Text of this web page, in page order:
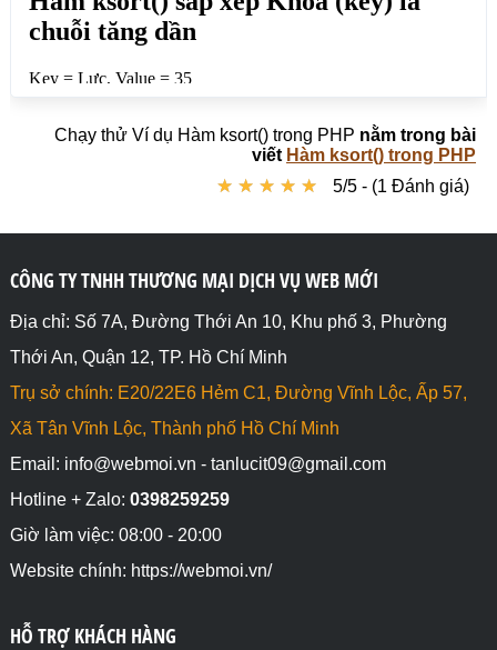
Chạy thử Ví dụ Hàm ksort() trong PHP nằm trong bài
viết Hàm ksort() trong PHP
★ ★ ★ ★ ★
★ ★ ★ ★ ★ 5/5 - (1 Đánh giá)
CÔNG TY TNHH THƯƠNG MẠI DỊCH VỤ WEB MỚI
Địa chỉ: Số 7A, Đường Thới An 10, Khu phố 3, Phường
Thới An, Quận 12, TP. Hồ Chí Minh
Trụ sở chính: E20/22E6 Hẻm C1, Đường Vĩnh Lộc, Ấp 57,
Xã Tân Vĩnh Lộc, Thành phố Hồ Chí Minh
Email: info@webmoi.vn - tanlucit09@gmail.com
Hotline + Zalo: 0398259259
Giờ làm việc: 08:00 - 20:00
Website chính: https://webmoi.vn/
HỖ TRỢ KHÁCH HÀNG